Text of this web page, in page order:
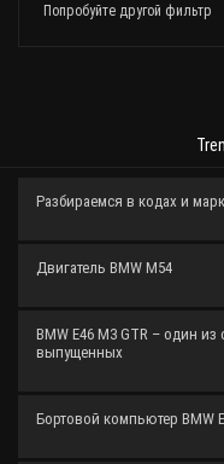
Попробуйте другой фильтр
Разбираемся в кодах и
Двигатель BMW M54
BMW E46 M3 GTR – один
выпущенных
Бортовой компьютер BMW